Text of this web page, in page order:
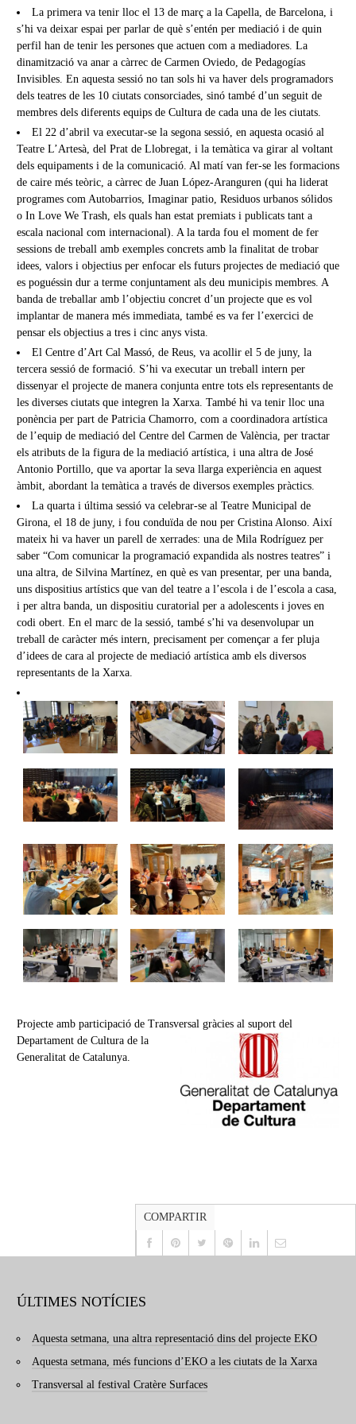
La primera va tenir lloc el 13 de març a la Capella, de Barcelona, i
s’hi va deixar espai per parlar de què s’entén per mediació i de quin
perfil han de tenir les persones que actuen com a mediadores. La
dinamització va anar a càrrec de Carmen Oviedo, de Pedagogías
Invisibles. En aquesta sessió no tan sols hi va haver dels programadors
dels teatres de les 10 ciutats consorciades, sinó també d’un seguit de
membres dels diferents equips de Cultura de cada una de les ciutats.
El 22 d’abril va executar-se la segona sessió, en aquesta ocasió al
Teatre L’Artesà, del Prat de Llobregat, i la temàtica va girar al voltant
dels equipaments i de la comunicació. Al matí van fer-se les formacions
de caire més teòric, a càrrec de Juan López-Aranguren (qui ha liderat
programes com Autobarrios, Imaginar patio, Residuos urbanos sólidos
o In Love We Trash, els quals han estat premiats i publicats tant a
escala nacional com internacional). A la tarda fou el moment de fer
sessions de treball amb exemples concrets amb la finalitat de trobar
idees, valors i objectius per enfocar els futurs projectes de mediació que
es poguéssin dur a terme conjuntament als deu municipis membres. A
banda de treballar amb l’objectiu concret d’un projecte que es vol
implantar de manera més immediata, també es va fer l’exercici de
pensar els objectius a tres i cinc anys vista.
El Centre d’Art Cal Massó, de Reus, va acollir el 5 de juny, la
tercera sessió de formació. S’hi va executar un treball intern per
dissenyar el projecte de manera conjunta entre tots els representants de
les diverses ciutats que integren la Xarxa. També hi va tenir lloc una
ponència per part de Patricia Chamorro, com a coordinadora artística
de l’equip de mediació del Centre del Carmen de València, per tractar
els atributs de la figura de la mediació artística, i una altra de José
Antonio Portillo, que va aportar la seva llarga experiència en aquest
àmbit, abordant la temàtica a través de diversos exemples pràctics.
La quarta i última sessió va celebrar-se al Teatre Municipal de
Girona, el 18 de juny, i fou conduïda de nou per Cristina Alonso. Així
mateix hi va haver un parell de xerrades: una de Mila Rodríguez per
saber “Com comunicar la programació expandida als nostres teatres” i
una altra, de Silvina Martínez, en què es van presentar, per una banda,
uns dispositius artístics que van del teatre a l’escola i de l’escola a casa,
i per altra banda, un dispositiu curatorial per a adolescents i joves en
codi obert. En el marc de la sessió, també s’hi va desenvolupar un
treball de caràcter més intern, precisament per començar a fer pluja
d’idees de cara al projecte de mediació artística amb els diversos
representants de la Xarxa.
Projecte amb participació de Transversal gràcies al suport del
Departament de Cultura de la
Generalitat de Catalunya.
COMPARTIR
ÚLTIMES NOTÍCIES
Aquesta setmana, una altra representació dins del projecte EKO
Aquesta setmana, més funcions d’EKO a les ciutats de la Xarxa
Transversal al festival Cratère Surfaces